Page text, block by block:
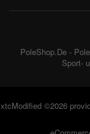
PoleShop.De -
Sport-
xtcModified©2026